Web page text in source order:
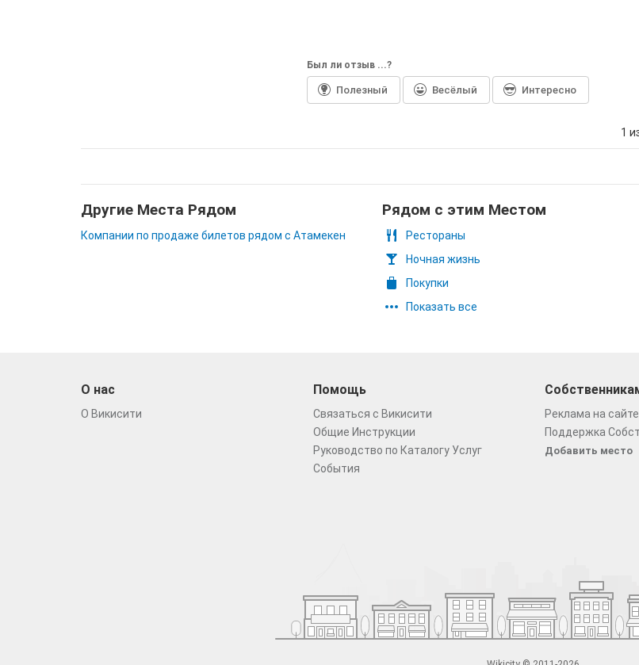
Был ли отзыв ...?
Полезный Весёлый Интересно
1
Другие Места Рядом
Компании по продаже билетов рядом с Атамекен
Рядом с этим Местом
Рестораны
Ночная жизнь
Покупки
Показать все
О нас
О Викисити
Помощь
Связаться с Викисити
Общие Инструкции
Руководство по Каталогу Услуг
События
Реклама на сайте
Поддержка
Добавить место